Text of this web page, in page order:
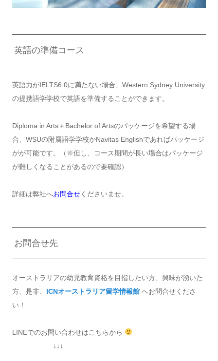
英語の準備コース
英語力がIELTS6.0に満たない場合、Western Sydney University
の提携語学学校で英語を準備することができます。
Diploma in Arts＋Bachelor of Artsのパッケージを希望する場
合、WSUの附属語学学校かNavitas Englishであればパッケージ
がが可能です。（※但し、コース期間が長い場合はパッケージ
が難しくなることがあるので要確認）
詳細は弊社へお問合せくださいませ。
お問合せ先
オーストラリアの幼児教育資格を目指したい方、興味が湧いた
方、是非、 ICNオーストラリア留学情報館へお問合せくださ
い！
LINEでのお問い合わせはこちらから
↓↓↓